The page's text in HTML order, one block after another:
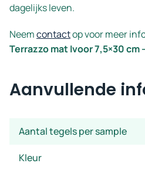
dagelijks leven.
Neemcontactop voor meer
Terrazzo mat Ivoor 7,5×30 cm
Aanvullende
Aantal tegels per sample
Kleur